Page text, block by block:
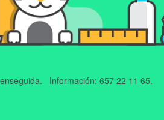
Información: 657 22 11 65.